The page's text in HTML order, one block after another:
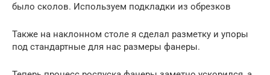
было сколов. Используем подкладки из обрезков
Также на наклонном столе я сделал разметку и упоры
под стандартные для нас размеры фанеры.